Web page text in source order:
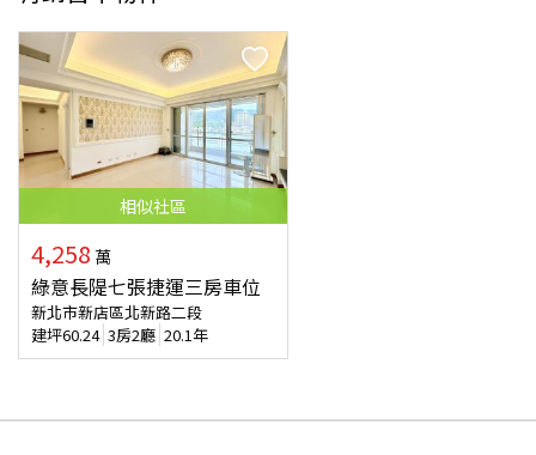
相似社區
4,258 萬
綠意長隄七張捷運三房車位
新北市新店區北新路二段
建坪60.24 3房2廳 20.1年